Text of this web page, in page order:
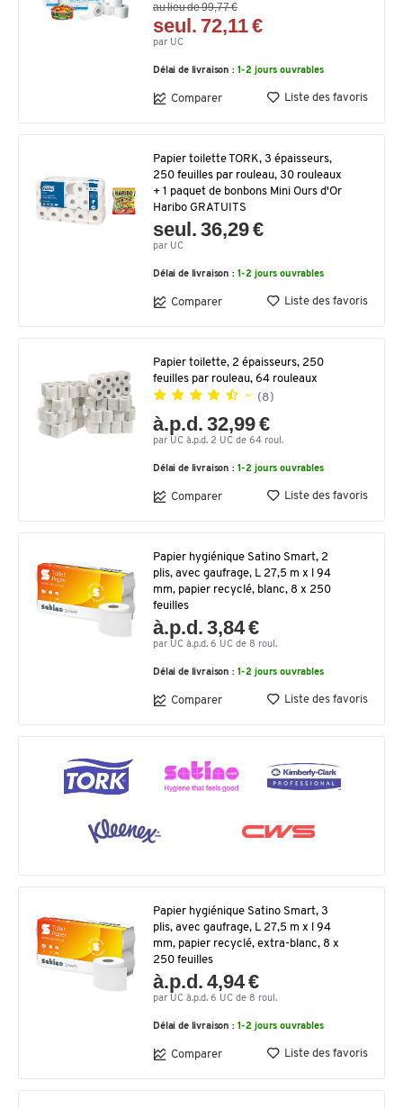
au lieu de 99,77 €
seul. 72,11 €
par UC
Délai de livraison : 1-2 jours ouvrables
Comparer Liste des favoris
Papier toilette TORK, 3 épaisseurs,
250 feuilles par rouleau, 30 rouleaux
+ 1 paquet de bonbons Mini Ours d'Or
Haribo GRATUITS
seul. 36,29 €
par UC
Délai de livraison : 1-2 jours ouvrables
Comparer Liste des favoris
Papier toilette, 2 épaisseurs, 250
feuilles par rouleau, 64 rouleaux
(8)
à.p.d. 32,99 €
par UC à.p.d. 2 UC de 64 roul.
Délai de livraison : 1-2 jours ouvrables
Comparer Liste des favoris
Papier hygiénique Satino Smart, 2
plis, avec gaufrage, L 27,5 m x l 94
mm, papier recyclé, blanc, 8 x 250
feuilles
à.p.d. 3,84 €
par UC à.p.d. 6 UC de 8 roul.
Délai de livraison : 1-2 jours ouvrables
Comparer Liste des favoris
Papier hygiénique Satino Smart, 3
plis, avec gaufrage, L 27,5 m x l 94
mm, papier recyclé, extra-blanc, 8 x
250 feuilles
à.p.d. 4,94 €
par UC à.p.d. 6 UC de 8 roul.
Délai de livraison : 1-2 jours ouvrables
Comparer Liste des favoris